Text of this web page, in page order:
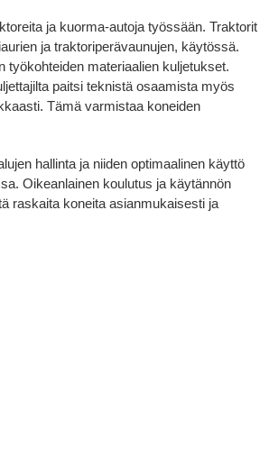
ja kuorma-autoja työssään. Traktorit
ja traktoriperävaunujen, käytössä.
työkohteiden materiaalien kuljetukset.
paitsi teknistä osaamista myös
Tämä varmistaa koneiden
hallinta ja niiden optimaalinen käyttö
Oikeanlainen koulutus ja käytännön
raskaita koneita asianmukaisesti ja